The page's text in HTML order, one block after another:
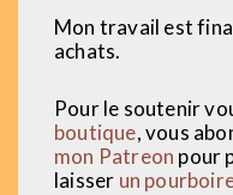
Mon travail est
achats.
Pour le soutenir
boutique, vous
mon Patreon pour
laisser un